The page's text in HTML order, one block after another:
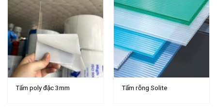
Tấm poly đặc 3mm Tấm rỗng Solite